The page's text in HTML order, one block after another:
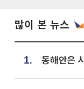
많이 본 뉴스
1.